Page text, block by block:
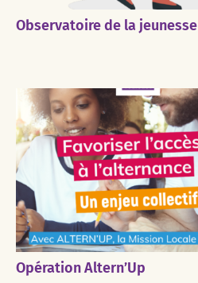
Observatoire de la jeunesse
Opération Altern’Up